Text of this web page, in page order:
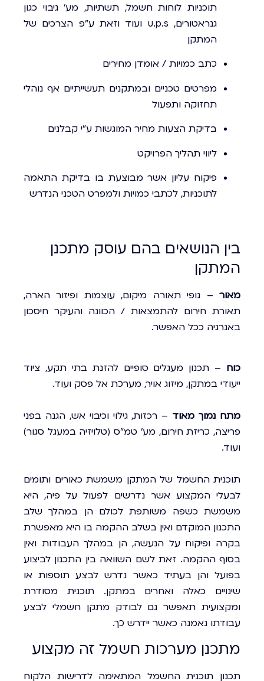
תוכניות לוחות חשמל, תשתיות, מע' גיבוי כגון
גנראטורים, u.p.s ועוד וזאת ע"פ הצרכים של
המתקן
כתב כמויות / אומדן מחירים
מפרטים טכניים ובמתקנים תעשייתיים אף נוהלי
תחזוקה ותפעול
בדיקת הצעות מחיר המוגשות ע"י קבלנים
ליווי תהליך הפרויקט
פיקוח עליון אשר מבוצעת בו בדיקת התאמה
לתוכניות, לכתבי כמויות ולמפרט הטכני הנדרש
בין הנושאים בהם עוסק מתכנן
המתקן
מאור – גופי תאורה מיקום, עוצמות ופיזור הארה,
תאורת חירום להתמצאות / הכוונה והעיקר חיסכון
באנרגיה ככל האפשר.
כוח – תכנון מעגלים סופיים להזנת בתי תקע, ציוד
ייעודי במתקן, מיזוג אויר, מערכת אל פסק ועוד.
מתח נמוך מאוד – רכזות, גילוי וכיבוי אש, הגנה בפני
פריצה, כריזת חירום, מע' טמ"ס (טלויזיה במעגל סגור)
ועוד.
תוכנית החשמל של המתקן משמשת כאורים ותומים
לבעלי המקצוע אשר נדרשים לפעול על פיה, היא
משמשת כשפה משותפת לכולם הן במהלך שלב
התכנון המוקדם ואין בשלב ההקמה בו היא מאפשרת
בקרה ופיקוח על הנעשה, הן במהלך העבודות ואין
בסוף ההקמה. זאת לשם השוואה בין התכנון לביצוע
בפועל והן בעתיד כאשר נדרש לבצע תוספות או
שינויים כאלה ואחרים במתקן. תוכנית מסודרת
ומקצועית תאפשר גם לבודק מתקן חשמלי לבצע
עבודתו נאמנה כאשר יידרש כך.
מתכנן מערכות חשמל זה מקצוע
תכנון תוכנית החשמל המתאימה לדרישות הלקוח